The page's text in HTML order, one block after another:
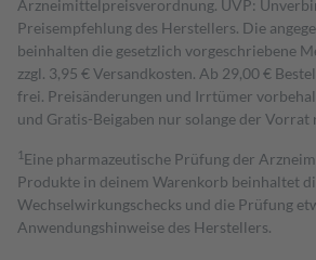
Arzneimittelpreisverordnung. UVP:
Preisempfehlung des Herstellers. Die
beinhalten die gesetzlich vorgeschriebene
zzgl. 3,95 € Versandkosten. Ab 29,00 €
frei. Preisänderungen und Irrtümer
und Gratis-Beigaben nur solange der Vorrat
1 Eine pharmazeutische Prüfung der
Produkte in deinem Warenkorb beinhaltet
Wechselwirkungschecks und die Prüfung
Anwendungshinweise des Herstellers.